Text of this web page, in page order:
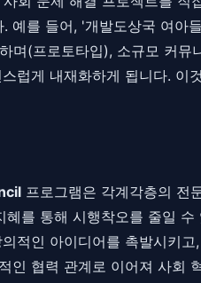
를 들어, '개발도상국 여아
(프로토타입), 소규모 커
럽게 내재화하게 됩니다. 이
프로그램은 각계각층의 전
를 통해 시행착오를 줄일
인 아이디어를 촉발시키
협력 관계로 이어져 사회